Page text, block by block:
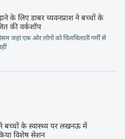
के लिए डाबर च्यवनप्राश ने बच्चों के
की वर्कशॉप
जहां एक ओर लोगों को चिलचिलाती गर्मी से
ने बच्चों के स्वास्थ्य पर लखनऊ में
विशेष सेशन